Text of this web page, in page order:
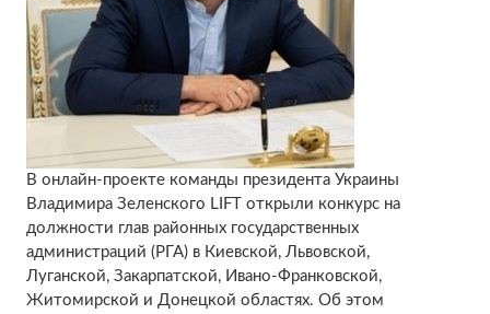
В онлайн-проекте команды президента Украины
Владимира Зеленского LIFT открыли конкурс на
должности глав районных государственных
администраций (РГА) в Киевской, Львовской,
Луганской, Закарпатской, Ивано-Франковской,
Житомирской и Донецкой областях. Об этом